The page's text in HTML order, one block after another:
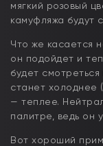
мягкий розовый
камуфляжа будут
Что же касается
он подойдет и
будет
станет холоднее
— теплее.
палитре, ведь он
Вот хороший